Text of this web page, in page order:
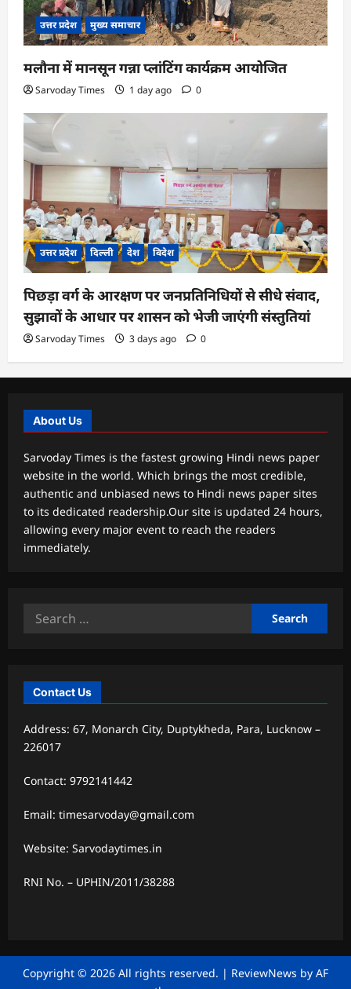
उत्तर प्रदेश मुख्य समाचार
मलौना में मानसून गन्ना प्लांटिंग कार्यक्रम आयोजित
Sarvoday Times 1 day ago 0
उत्तर प्रदेश दिल्ली देश विदेश
पिछड़ा वर्ग के आरक्षण पर जनप्रतिनिधियों से सीधे संवाद,
सुझावों के आधार पर शासन को भेजी जाएंगी संस्तुतियां
Sarvoday Times 3 days ago 0
About Us
Sarvoday Times is the fastest growing Hindi news paper
website in the world. Which brings the most credible,
authentic and unbiased news to Hindi news paper sites
to its dedicated readership.Our site is updated 24 hours,
allowing every major event to reach the readers
immediately.
Search
Contact Us
Address: 67, Monarch City, Duptykheda, Para, Lucknow –
226017
Contact: 9792141442
Email: timesarvoday@gmail.com
Website: Sarvodaytimes.in
RNI No. – UPHIN/2011/38288
Copyright © 2026 All rights reserved. | ReviewNews by AF